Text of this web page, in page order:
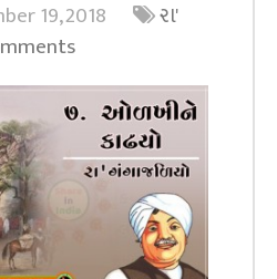
19, 2018
રા'